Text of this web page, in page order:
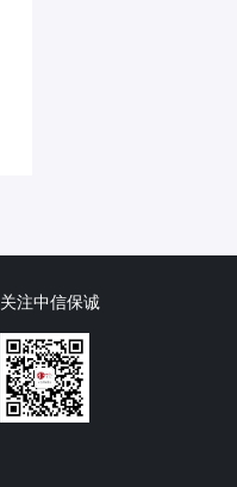
关注中信保诚